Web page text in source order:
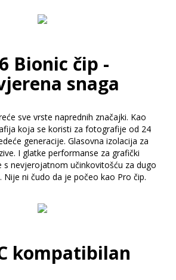
Bionic čip -
snaga
sve vrste naprednih značajki. Kao
koja se koristi za fotografije od 24
generacije. Glasovna izolacija za
I glatke performanse za grafički
s nevjerojatnom učinkovitošću za dugo
Nije ni čudo da je počeo kao Pro čip.
kompatibilan